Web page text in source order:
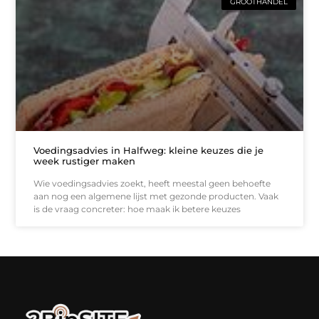
GROOTHANDEL
Voedingsadvies in Halfweg: kleine keuzes die je
week rustiger maken
Wie voedingsadvies zoekt, heeft meestal geen behoefte
aan nog een algemene lijst met gezonde producten. Vaak
is de vraag concreter: hoe maak ik betere keuzes